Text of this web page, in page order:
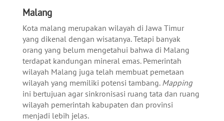
Malang
Kota malang merupakan wilayah di Jawa Timur
yang dikenal dengan wisatanya. Tetapi banyak
orang yang belum mengetahui bahwa di Malang
terdapat kandungan mineral emas. Pemerintah
wilayah Malang juga telah membuat pemetaan
wilayah yang memiliki potensi tambang. Mapping
ini bertujuan agar sinkronisasi ruang tata dan ruang
wilayah pemerintah kabupaten dan provinsi
menjadi lebih jelas.